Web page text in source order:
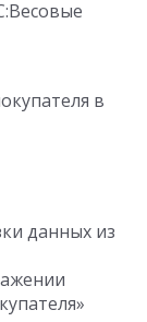
в
данных из